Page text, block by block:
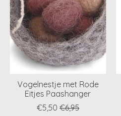
Vogelnestje met Rode
Eitjes Paashanger
€5,50 €6,95